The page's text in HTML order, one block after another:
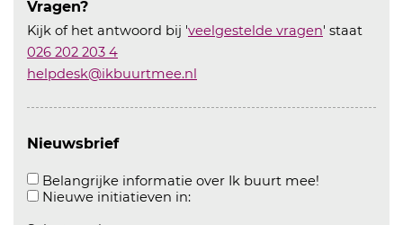
Vragen?
Kijk of het antwoord bij 'veelgestelde vragen' staat
026 202 203 4
helpdesk@ikbuurtmee.nl
Nieuwsbrief
Belangrijke informatie over Ik buurt mee!
Nieuwe initiatieven in:Aanvinken om informatie over